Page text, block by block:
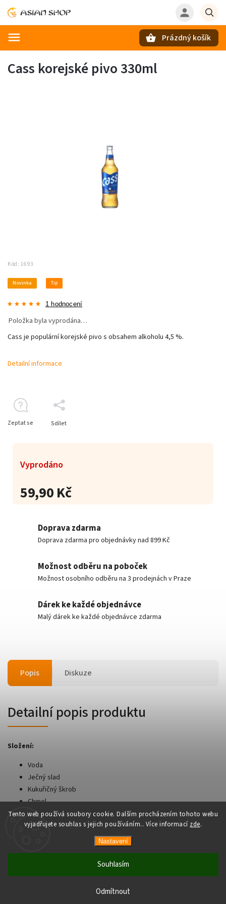
Tento web používá soubory cookie. Dalším procházením tohoto webu
vyjadřujete souhlas s jejich používáním.. Více informací zde.
Nastavení
Odmítnout
Souhlasím
Prázdný košík
Cass korejské pivo 330ml
Kód: 1693
Novinka Tip
1 hodnocení
59,90 Kč
Vyprodáno
Položka byla vyprodána…
Cass je populární korejské pivo s obsahem alkoholu 4,5 %.
Detailní informace
Zeptat se Sdílet
Doprava zdarma
Doprava zdarma pro objednávky nad 899 Kč
Možnost odběru na poboček
Možnost osobního odběru na 3 prodejnách v Praze
Dárek ke každé objednávce
Malý dárek ke každé objednávce zdarma
Popis Diskuze
Detailní popis produktu
Složení:
Voda
Ječný slad
Kukuřičný škrob
Chmel
AsianShop
VytvořilShoptet | Design